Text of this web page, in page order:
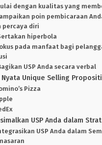
dengan kualitas yang
poin pembicaraan
percaya diri
hiperbola
pada manfaat bagi
USP Anda secara verbal
Unique Selling
Pizza
USP Anda dalam
USP Anda dalam